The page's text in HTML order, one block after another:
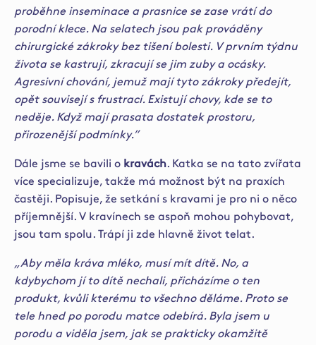
proběhne inseminace a prasnice se zase vrátí do
porodní klece. Na selatech jsou pak prováděny
chirurgické zákroky bez tišení bolesti. V prvním týdnu
života se kastrují, zkracují se jim zuby a ocásky.
Agresivní chování, jemuž mají tyto zákroky předejít,
opět souvisejí s frustrací. Existují chovy, kde se to
neděje. Když mají prasata dostatek prostoru,
přirozenější podmínky.”
Dále jsme se bavili o kravách. Katka se na tato zvířata
více specializuje, takže má možnost být na praxích
častěji. Popisuje, že setkání s kravami je pro ni o něco
příjemnější. V kravínech se aspoň mohou pohybovat,
jsou tam spolu. Trápí ji zde hlavně život telat.
„Aby měla kráva mléko, musí mít dítě. No, a
kdybychom jí to dítě nechali, přicházíme o ten
produkt, kvůli kterému to všechno děláme. Proto se
tele hned po porodu matce odebírá. Byla jsem u
porodu a viděla jsem, jak se prakticky okamžitě